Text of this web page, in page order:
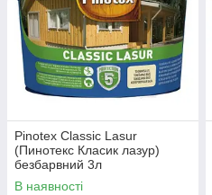
Pinotex Classic Lasur
(Пинотекс Класик лазур)
безбарвний 3л
В наявності